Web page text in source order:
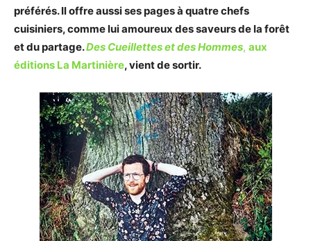
préférés. Il offre aussi ses pages à quatre chefs
cuisiniers, comme lui amoureux des saveurs de la forêt
et du partage.Des Cueillettes et des Hommes, aux
éditions La Martinière, vient de sortir.